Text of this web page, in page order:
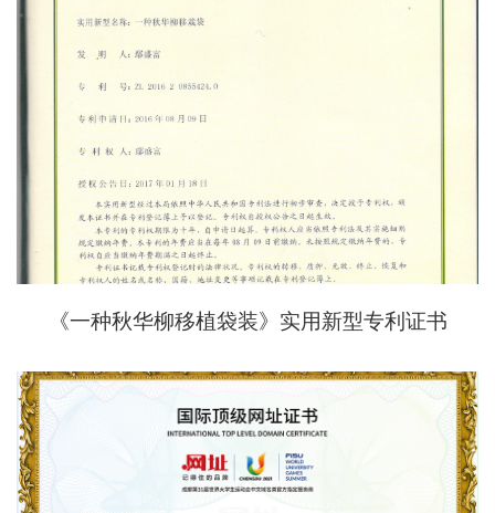
《一种秋华柳移植袋装》实用新型专利证书